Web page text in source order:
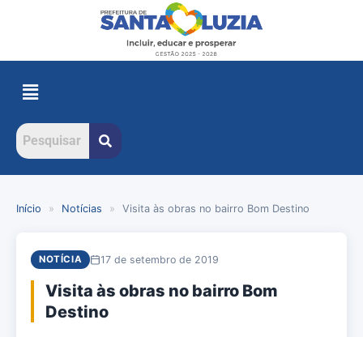
Início » Notícias » Visita às obras no bairro Bom Destino
NOTÍCIA 17 de setembro de 2019
Visita às obras no bairro Bom
Destino